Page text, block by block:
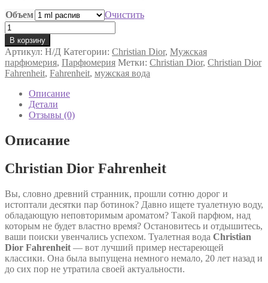
Объем
Очистить
Количество
товара
Туалетная
вода
Christian
Dior
Fahrenheit
В корзину
Артикул: Н/Д Категории: Christian Dior, Мужская
парфюмерия, Парфюмерия Метки: Christian Dior, Christian Dior
Fahrenheit, Fahrenheit, мужская вода
Описание
Детали
Отзывы (0)
Описание
Christian Dior Fahrenheit
Вы, словно древний странник, прошли сотню дорог и
истоптали десятки пар ботинок? Давно ищете туалетную воду,
обладающую неповторимым ароматом? Такой парфюм, над
которым не будет властно время? Остановитесь и отдышитесь,
ваши поиски увенчались успехом. Туалетная вода Christian
Dior Fahrenheit — вот лучший пример нестареющей
классики. Она была выпущена немного немало, 20 лет назад и
до сих пор не утратила своей актуальности.